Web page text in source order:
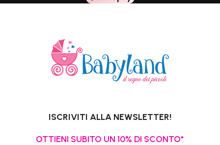
ISCRIVITI ALLA NEWSLETTER!
OTTIENI SUBITO UN 10% DI SCONTO*